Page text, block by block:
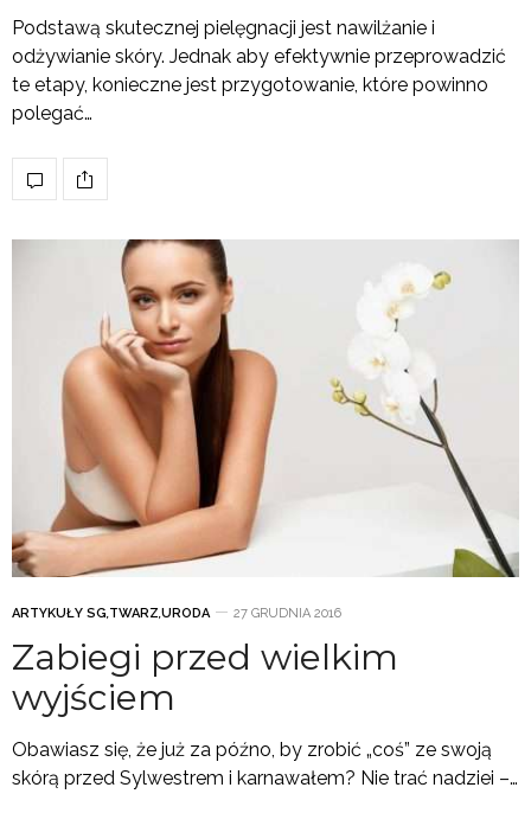
Podstawą skutecznej pielęgnacji jest nawilżanie i
odżywianie skóry. Jednak aby efektywnie przeprowadzić
te etapy, konieczne jest przygotowanie, które powinno
polegać…
ARTYKUŁY SG,TWARZ,URODA 27 GRUDNIA 2016
Zabiegi przed wielkim
wyjściem
Obawiasz się, że już za późno, by zrobić „coś” ze swoją
skórą przed Sylwestrem i karnawałem? Nie trać nadziei –…